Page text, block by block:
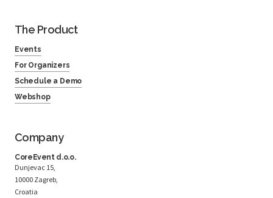
The Product
Events
For Organizers
Schedule a Demo
Webshop
Company
CoreEvent d.o.o.
Dunjevac 15,
10000 Zagreb,
Croatia